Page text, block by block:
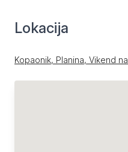
Lokacija
Kopaonik, Planina, Vikend